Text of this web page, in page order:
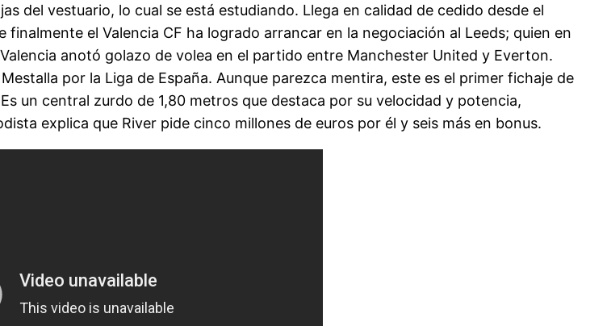
del vestuario, lo cual se está estudiando. Llega en calidad de cedido desde el
el Valencia CF ha logrado arrancar en la negociación al Leeds; quien en
anotó golazo de volea en el partido entre Manchester United y Everton.
por la Liga de España. Aunque parezca mentira, este es el primer fichaje de
un central zurdo de 1,80 metros que destaca por su velocidad y potencia,
explica que River pide cinco millones de euros por él y seis más en bonus.